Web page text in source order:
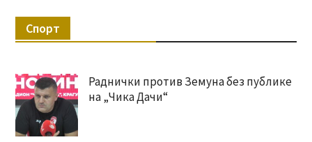
Спорт
Раднички против Земуна без публике
на „Чика Дачи“